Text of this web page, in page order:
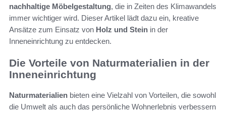
nachhaltige Möbelgestaltung, die in Zeiten des Klimawandels
immer wichtiger wird. Dieser Artikel lädt dazu ein, kreative
Ansätze zum Einsatz von Holz und Stein in der
Inneneinrichtung zu entdecken.
Die Vorteile von Naturmaterialien in der
Inneneinrichtung
Naturmaterialien bieten eine Vielzahl von Vorteilen, die sowohl
die Umwelt als auch das persönliche Wohnerlebnis verbessern